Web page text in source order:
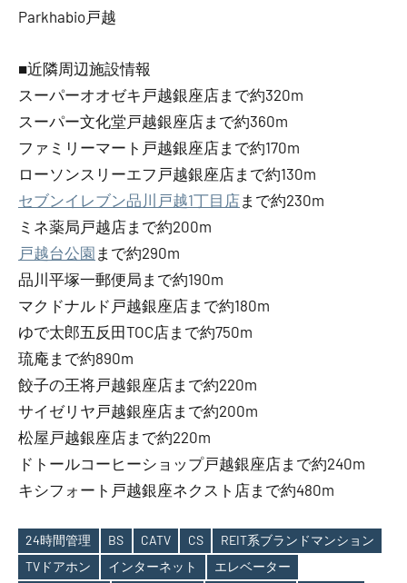
Parkhabio戸越
■近隣周辺施設情報
スーパーオオゼキ戸越銀座店まで約320m
スーパー文化堂戸越銀座店まで約360m
ファミリーマート戸越銀座店まで約170m
ローソンスリーエフ戸越銀座店まで約130m
セブンイレブン品川戸越1丁目店まで約230m
ミネ薬局戸越店まで約200m
戸越台公園 まで約290m
品川平塚一郵便局まで約190m
マクドナルド戸越銀座店まで約180m
ゆで太郎五反田TOC店まで約750m
琉庵まで約890m
餃子の王将戸越銀座店まで約220m
サイゼリヤ戸越銀座店まで約200m
松屋戸越銀座店まで約220m
ドトールコーヒーショップ戸越銀座店まで約240m
キシフォート戸越銀座ネクスト店まで約480m
24時間管理 BS CATV CS
REIT系ブランドマンション
TVドアホン
インターネット
エレベーター